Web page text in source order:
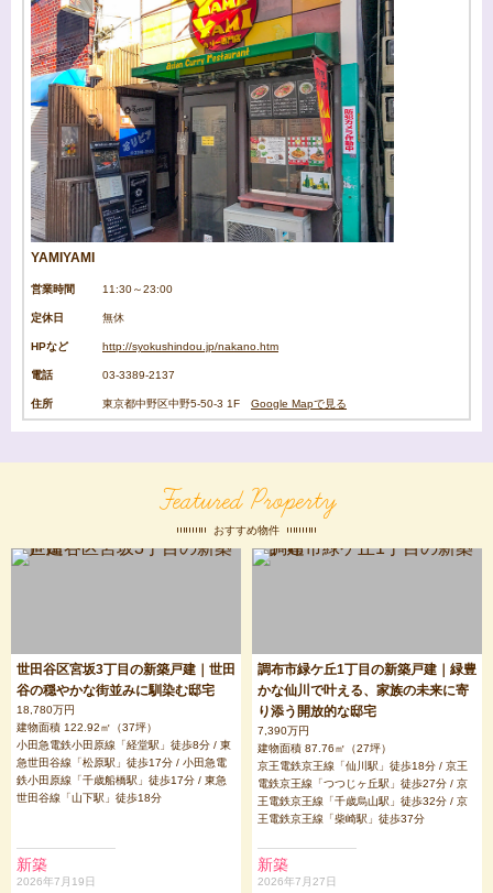
YAMIYAMI
営業時間 11:30～23:00
定休日 無休
HPなど http://syokushindou.jp/nakano.htm
電話 03-3389-2137
住所 東京都中野区中野5-50-3 1F Google Mapで見る
Featured Property
おすすめ物件
世田谷区宮坂3丁目の新築戸建｜世田
谷の穏やかな街並みに馴染む邸宅
18,780万円
建物面積 122.92㎡（37坪）
小田急電鉄小田原線「経堂駅」徒歩8分 / 東
急世田谷線「松原駅」徒歩17分 / 小田急電
鉄小田原線「千歳船橋駅」徒歩17分 / 東急
世田谷線「山下駅」徒歩18分
新築
2026年7月19日
調布市緑ケ丘1丁目の新築戸建｜緑豊
かな仙川で叶える、家族の未来に寄
り添う開放的な邸宅
7,390万円
建物面積 87.76㎡（27坪）
京王電鉄京王線「仙川駅」徒歩18分 / 京王
電鉄京王線「つつじヶ丘駅」徒歩27分 / 京
王電鉄京王線「千歳烏山駅」徒歩32分 / 京
王電鉄京王線「柴崎駅」徒歩37分
新築
2026年7月27日